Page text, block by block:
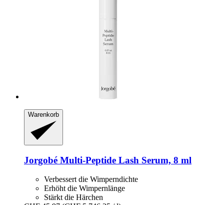
Warenkorb
Jorgobé Multi-​Peptide Lash Serum, 8 ml
Verbessert die Wimperndichte
Erhöht die Wimpernlänge
Stärkt die Härchen